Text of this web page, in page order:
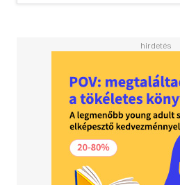
állítanak a magukat
"Népemnek, a végtelen
amiből azért lehetett volna több.
És mindenkinek, aki szeretett
Demény és a falkatagok fotóit a
A könyv bevételéből az Eszkuláp
támogatjuk.